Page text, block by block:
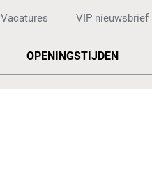
Vacatures VIP nieuwsbrief
OPENINGSTIJDEN